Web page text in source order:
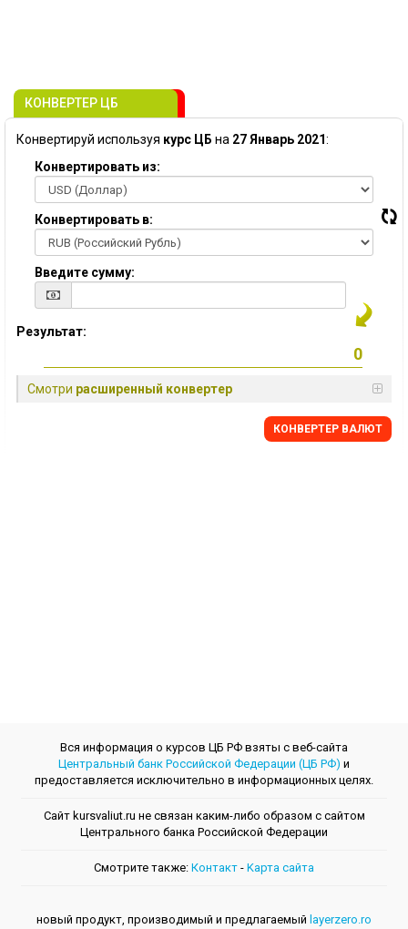
КОНВЕРТЕР ЦБ
Конвертируй используя курс ЦБ на 27 Январь 2021:
Конвертировать из:
Конвертировать в:
Введите сумму:
Результат:
Смотри расширенный конвертер
КОНВЕРТЕР ВАЛЮТ
Вся информация о курсов ЦБ РФ взяты с веб-сайта
Центральный банк Российской Федерации (ЦБ РФ) и
предоставляется исключительно в информационных целях.
Сайт kursvaliut.ru не связан каким-либо образом с сайтом
Центрального банкa Российской Федерации
Смотрите также: Контакт - Kарта сайта
новый продукт, производимый и предлагаемый layerzero.ro